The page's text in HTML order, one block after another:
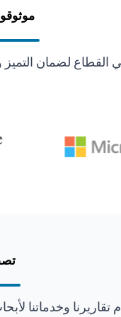
لضمان التميز
تقاريرنا وخدماتنا